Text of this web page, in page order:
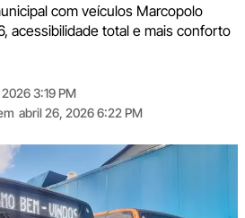
com veículos Marcopolo
acessibilidade total e mais conforto
3:19 PM
abril 26, 2026 6:22 PM